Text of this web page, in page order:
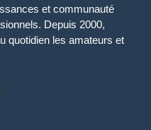
et communauté
Depuis 2000,
quotidien les amateurs et